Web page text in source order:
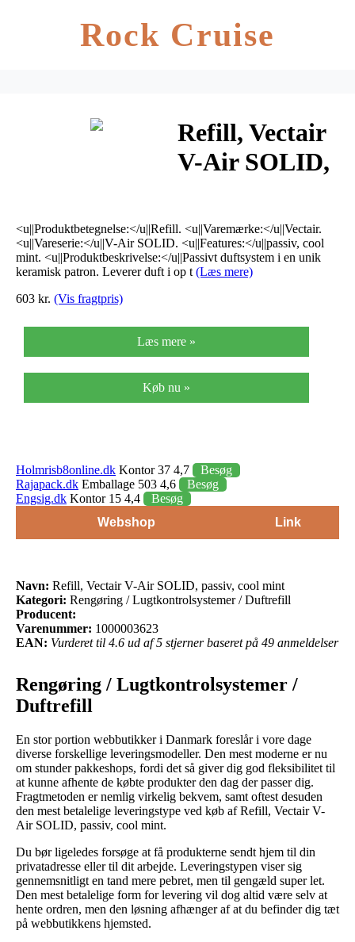
Rock Cruise
Refill, Vectair
V-Air SOLID,
mint
<u||Produktbetegnelse:</u||Refill. <u||Varemærke:</u||Vectair.
<u||Vareserie:</u||V-Air SOLID. <u||Features:</u||passiv, cool
mint. <u||Produktbeskrivelse:</u||Passivt duftsystem i en unik
keramisk patron. Leverer duft i op t (Læs mere)
603 kr. (Vis fragtpris)
Læs mere »
Køb nu »
Holmrisb8online.dk Kontor 37 4,7
Besøg
Rajapack.dk Emballage 503 4,6
Besøg
Engsig.dk Kontor 15 4,4
Besøg
Webshop
Link
Navn: Refill, Vectair V-Air SOLID, passiv, cool mint
Kategori: Rengøring / Lugtkontrolsystemer / Duftrefill
Producent:
Varenummer: 1000003623
EAN: Vurderet til 4.6 ud af 5 stjerner baseret på 49 anmeldelser
Rengøring / Lugtkontrolsystemer /
Duftrefill
En stor portion webbutikker i Danmark foreslår i vore dage
diverse forskellige leveringsmodeller. Den mest moderne er nu
om stunder pakkeshops, fordi det så giver dig god fleksibilitet til
at kunne afhente de købte produkter den dag der passer dig.
Fragtmetoden er nemlig virkelig bekvem, samt oftest desuden
den mest betalelige leveringstype ved køb af Refill, Vectair V-
Air SOLID, passiv, cool mint.
Du bør ligeledes forsøge at få produkterne sendt hjem til din
privatadresse eller til dit arbejde. Leveringstypen viser sig
gennemsnitligt en tand mere pebret, men til gengæld super let.
Den mest betalelige form for levering vil dog altid være selv at
hente ordren, men den løsning afhænger af at du befinder dig tæt
på webbutikkens hjemsted.